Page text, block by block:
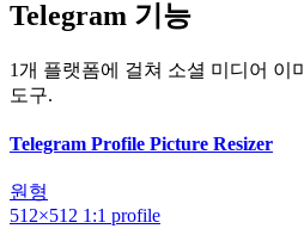
Telegram 기능
1개 플랫폼에 걸쳐 소셜 미디어 이
도구.
Telegram Profile Picture Resizer
원형
512×512 1:1 profile